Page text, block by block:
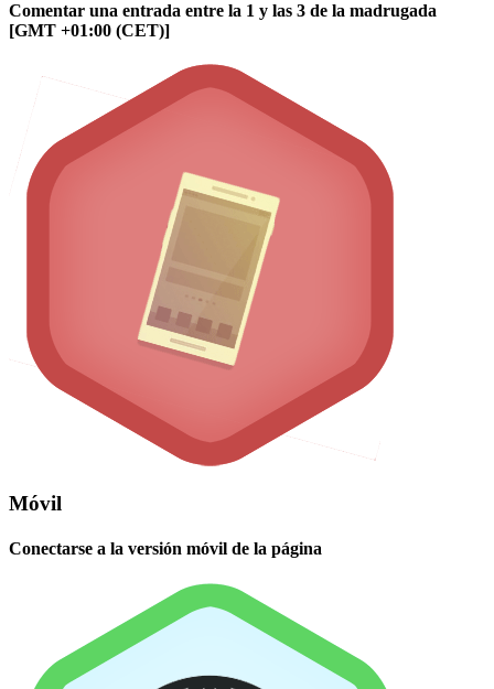
Comentar una entrada entre la 1 y las 3 de la madrugada
[GMT +01:00 (CET)]
Móvil
Conectarse a la versión móvil de la página